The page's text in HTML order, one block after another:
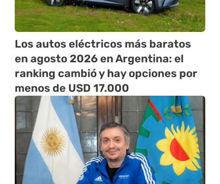
Los autos eléctricos más baratos
en agosto 2026 en Argentina: el
ranking cambió y hay opciones por
menos de USD 17.000